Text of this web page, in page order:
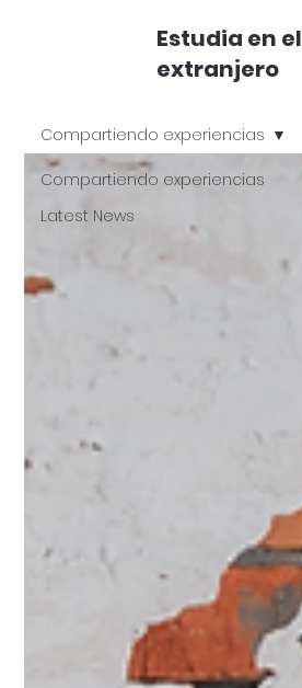
Estudia en el
extranjero
Compartiendo experiencias
Latest News
Compartiendo experiencias